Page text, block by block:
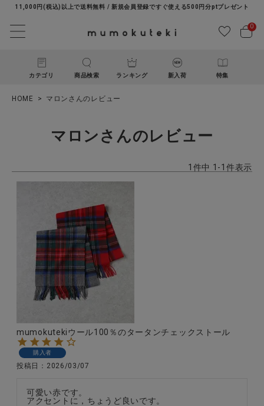
11,000円(税込)以上で送料無料 / 新規会員登録ですぐ使える500円分ptプレゼント
0
カテゴリ 商品検索 ランキング 新入荷 特集
ようこそ ゲスト 様
ログイン 新規会員登録
ナチュラル服
HOME マロンさんのレビュー
マロンさんのレビュー
1 件中 1 -1 件表示
mumokutekiウール100％のタータンチェックストール
購入者
投稿日 2026/03/07
可愛い赤です。
アクセントに，ちょうど良いです。